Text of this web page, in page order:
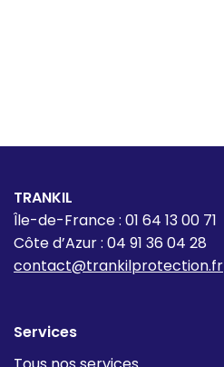
TRANKIL
Île-de-France : 01 64 13 00 71
Côte d’Azur : 04 91 36 04 28
contact@trankilprotection.fr
Services